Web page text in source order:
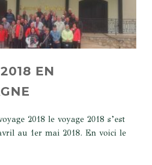
EN
2018 le voyage 2018 s’est
au 1er mai 2018. En voici le